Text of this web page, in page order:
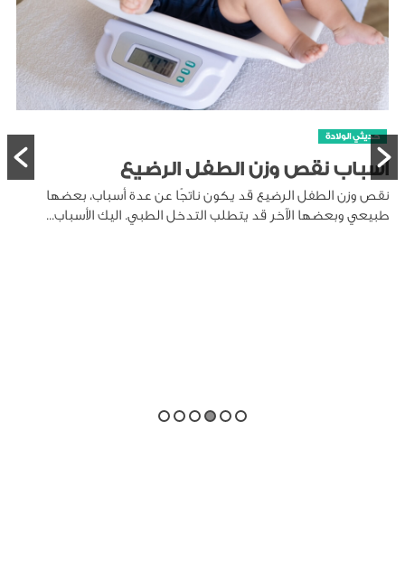
حديثي الولادة
أسباب نقص وزن الطفل الرضيع
نقص وزن الطفل الرضيع قد يكون ناتجًا عن عدة أسباب، بعضها
طبيعي وبعضها الآخر قد يتطلب التدخل الطبي. اليك الأسباب...